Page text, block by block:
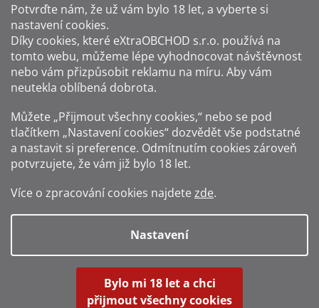
Potvrďte nám​​, že už vám bylo 18 let, a vyberte si
nastavení cookies.
Díky cookies, které eXtraOBCHOD s.r.o. používá na
tomto webu, můžeme lépe vyhodnocovat návštěvnost
nebo vám přizpůsobit reklamu na míru. Aby vám
neutekla oblíbená dobrota.
Můžete „Přijmout všechny cookies,“ nebo se pod
tlačítkem „Nastavení cookies“ dozvědět vše podstatné
a nastavit si preference. Odmítnutím cookies zároveň
potvrzujete, že vám již bylo 18 let.
Více o zpracování cookies najdete zde.
Nastavení
Bylo mi 18 let a chci
přijmout všechny cookies
Způsoby dopravy:
Zákaz prodeje alkoholu osobám mladším 18 let.
Vytvořil Shoptet